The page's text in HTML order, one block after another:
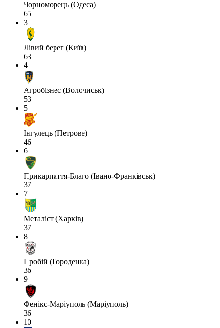
Чорноморець (Одеса)
65
3
Лівий берег (Київ)
63
4
Агробізнес (Волочиськ)
53
5
Інгулець (Петрове)
46
6
Прикарпаття-Благо (Івано-Франківськ)
37
7
Металіст (Харків)
37
8
Пробій (Городенка)
36
9
Фенікс-Маріуполь (Маріуполь)
36
10